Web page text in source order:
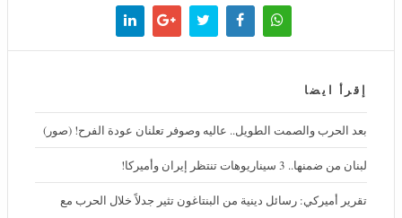
إقرأ ايضا
بعد الحرب والصمت الطويل.. عاليه وصوفر تعلنان عودة الفرح! (صور)
لبنان من ضمنها.. 3 سيناريوهات تنتظر إيران وأميركا!
تقرير أميركي: رسائل دينية من البنتاغون تثير جدلاً خلال الحرب مع إيران